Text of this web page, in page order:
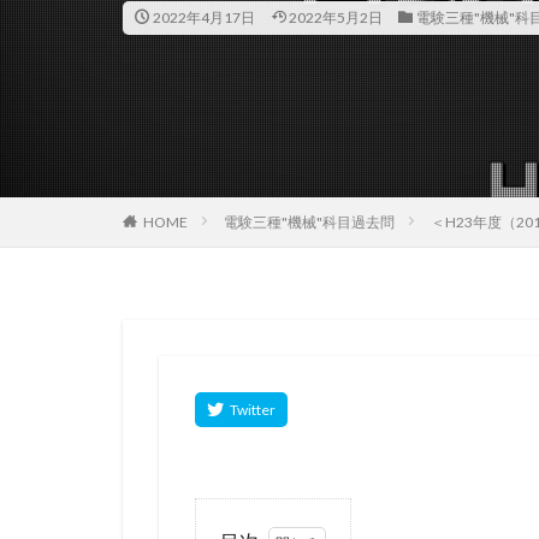
2022年4月17日 2022年5月2日 電験三種"機械"科
HOME 電験三種"機械"科目過去問 ＜H23年度（